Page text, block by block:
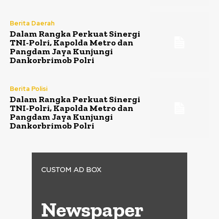
Berita Daerah
Dalam Rangka Perkuat Sinergi
TNI-Polri, Kapolda Metro dan
Pangdam Jaya Kunjungi
Dankorbrimob Polri
Berita Polisi
Dalam Rangka Perkuat Sinergi
TNI-Polri, Kapolda Metro dan
Pangdam Jaya Kunjungi
Dankorbrimob Polri